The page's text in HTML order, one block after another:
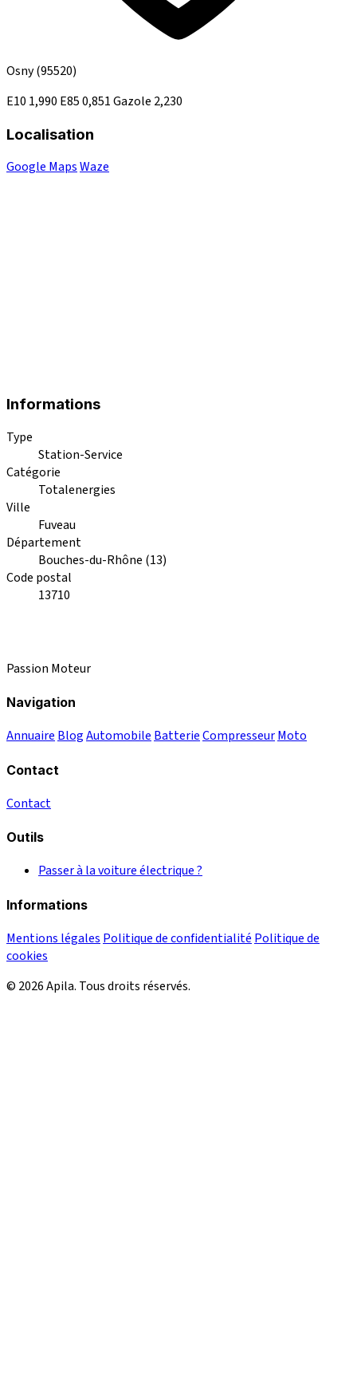
Osny(95520)
E10 1,990 E850,851Gazole 2,230
Localisation
Google MapsWaze
Informations
Type
Station-Service
Catégorie
Totalenergies
Ville
Fuveau
Département
Bouches-du-Rhône (13)
Code postal
13710
Passion Moteur
Navigation
Annuaire BlogAutomobile BatterieCompresseurMoto
Contact
Contact
Outils
Passer à la voiture électrique ?
Informations
Mentions légales Politique de confidentialité Politique de
cookies
© 2026 Apila. Tous droits réservés.